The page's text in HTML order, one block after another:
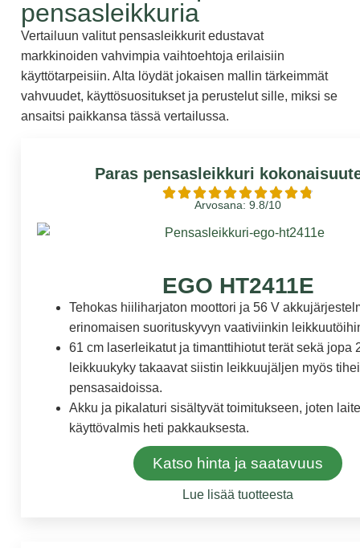
pensasleikkuria
Vertailuun valitut pensasleikkurit edustavat
markkinoiden vahvimpia vaihtoehtoja erilaisiin
käyttötarpeisiin. Alta löydät jokaisen mallin tärkeimmät
vahvuudet, käyttösuositukset ja perustelut sille, miksi se
ansaitsi paikkansa tässä vertailussa.
Paras pensasleikkuri
Arvosana: 9.8/10
EGO HT2411E
Tehokas hiiliharjaton moottori ja 56 V
erinomaisen suorituskyvyn vaativiinkin
61 cm laserleikatut ja timanttihiotut terät sekä jopa
leikkuukyky takaavat siistin leikkuujäljen myös
pensasaidoissa.
Akku ja pikalaturi sisältyvät toimitukseen, joten
käyttövalmis heti pakkauksesta.
Katso hinta ja saatavuus
Lue lisää tuotteesta